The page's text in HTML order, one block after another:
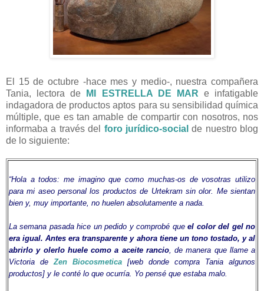
El 15 de octubre -hace mes y medio-, nuestra compañera
Tania, lectora de
MI ESTRELLA DE MAR e infatigable
indagadora de productos aptos para su sensibilidad química
múltiple, que es tan amable de compartir con nosotros, nos
informaba a través del foro jurídico-social de nuestro blog
de lo siguiente:
“Hola a todos: me imagino que como muchas-os de vosotras utilizo
para mi aseo personal los productos de Urtekram sin olor. Me sientan
bien y, muy importante, no huelen absolutamente a nada.
La semana pasada hice un pedido y comprobé queel color del gel no
era igual. Antes era transparente y ahora tiene un tono tostado, y al
abrirlo y olerlo huele como a aceite rancio, de manera que llame a
Victoria deZen Biocosmetica [web donde compra Tania algunos
productos] y le conté lo que ocurría. Yo pensé que estaba malo.